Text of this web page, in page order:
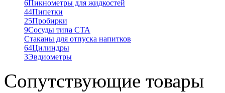
6Пикнометры для жидкостей
44Пипетки
25Пробирки
9Сосуды типа СТА
Стаканы для отпуска напитков
64Цилиндры
3Эвдиометры
Сопутствующие товары